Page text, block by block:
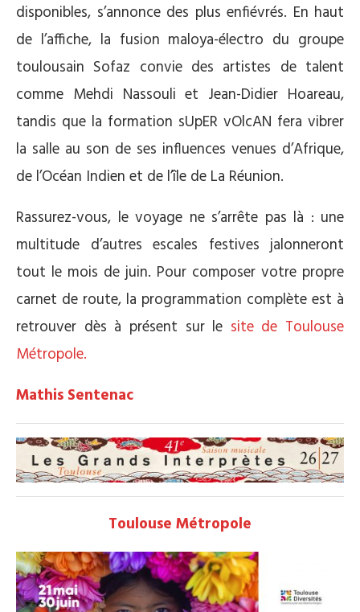
disponibles, s’annonce des plus enfiévrés. En haut
de l’affiche, la fusion maloya-électro du groupe
toulousain Sofaz convie des artistes de talent
comme Mehdi Nassouli et Jean-Didier Hoareau,
tandis que la formation sUpER vOlcAN fera vibrer
la salle au son de ses influences venues d’Afrique,
de l’Océan Indien et de l’île de La Réunion.
Rassurez-vous, le voyage ne s’arrête pas là : une
multitude d’autres escales festives jalonneront
tout le mois de juin. Pour composer votre propre
carnet de route, la programmation complète est à
retrouver dès à présent sur le site de Toulouse
Métropole.
Mathis Sentenac
Toulouse Métropole